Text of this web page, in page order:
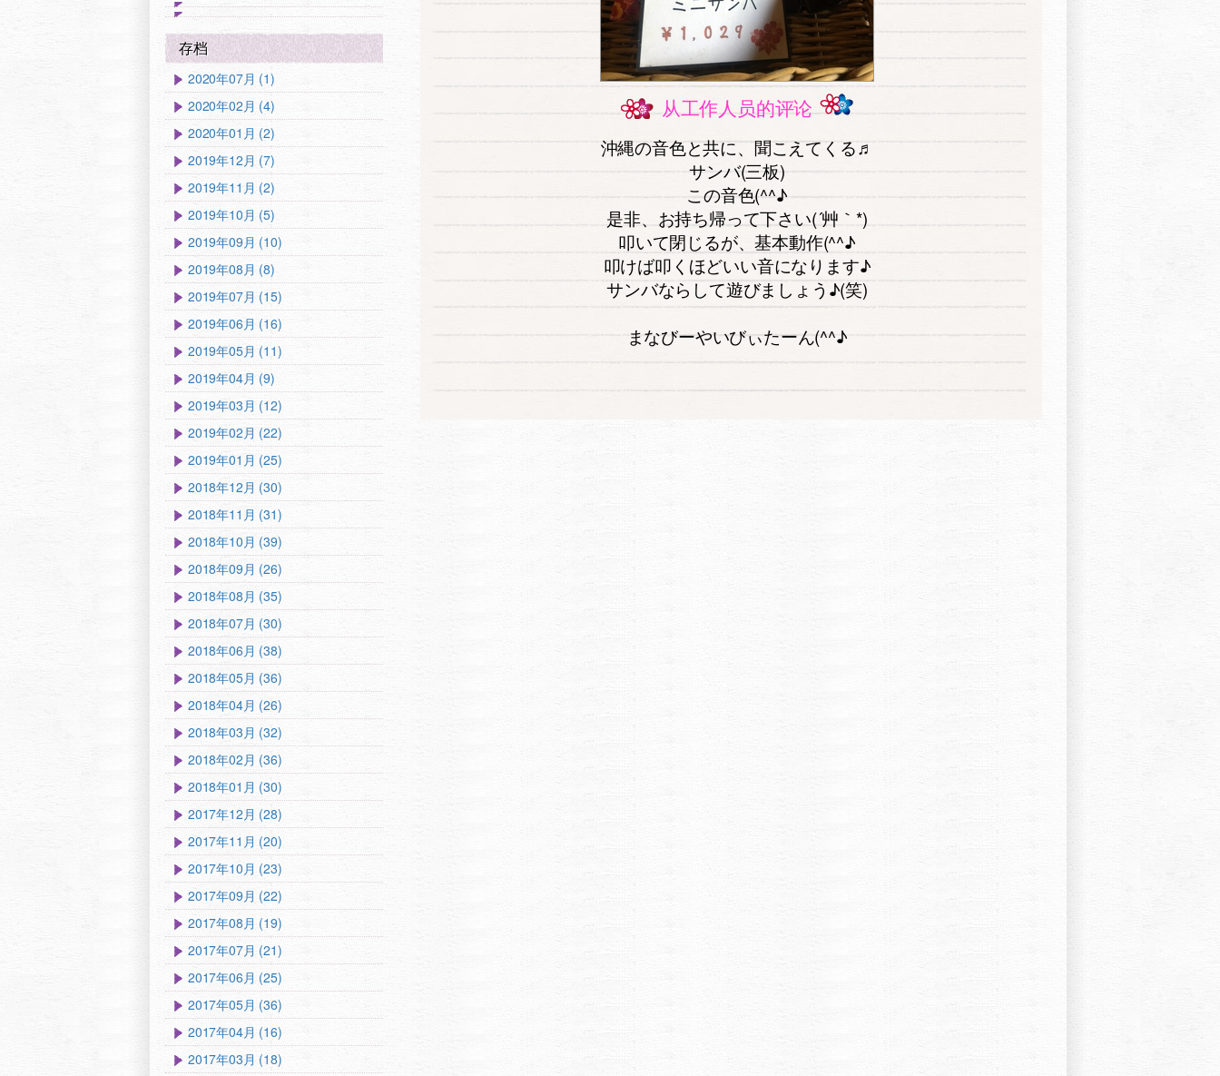
从工作人员的评论
沖縄の音色と共に、聞こえてくる♬
サンバ(三板)
この音色(^^♪
是非、お持ち帰って下さい(´艸｀*)
叩いて閉じるが、基本動作(^^♪
叩けば叩くほどいい音になります♪
サンバならして遊びましょう♪(笑)
まなびーやいびぃたーん(^^♪
存档
2020年07月 (1)
2020年02月 (4)
2020年01月 (2)
2019年12月 (7)
2019年11月 (2)
2019年10月 (5)
2019年09月 (10)
2019年08月 (8)
2019年07月 (15)
2019年06月 (16)
2019年05月 (11)
2019年04月 (9)
2019年03月 (12)
2019年02月 (22)
2019年01月 (25)
2018年12月 (30)
2018年11月 (31)
2018年10月 (39)
2018年09月 (26)
2018年08月 (35)
2018年07月 (30)
2018年06月 (38)
2018年05月 (36)
2018年04月 (26)
2018年03月 (32)
2018年02月 (36)
2018年01月 (30)
2017年12月 (28)
2017年11月 (20)
2017年10月 (23)
2017年09月 (22)
2017年08月 (19)
2017年07月 (21)
2017年06月 (25)
2017年05月 (36)
2017年04月 (16)
2017年03月 (18)